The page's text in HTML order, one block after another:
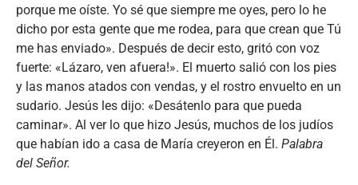
porque me oíste. Yo sé que siempre me oyes, pero lo he
dicho por esta gente que me rodea, para que crean que Tú
me has enviado». Después de decir esto, gritó con voz
fuerte: «Lázaro, ven afuera!». El muerto salió con los pies
y las manos atados con vendas, y el rostro envuelto en un
sudario. Jesús les dijo: «Desátenlo para que pueda
caminar». Al ver lo que hizo Jesús, muchos de los judíos
que habían ido a casa de María creyeron en Él. Palabra
del Señor.